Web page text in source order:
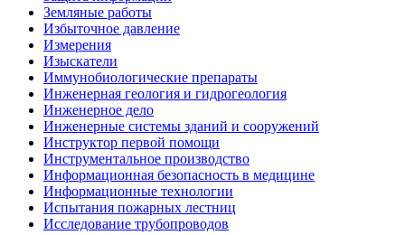
Земляные работы
Избыточное давление
Измерения
Изыскатели
Иммунобиологические препараты
Инженерная геология и гидрогеология
Инженерное дело
Инженерные системы зданий и сооружений
Инструктор первой помощи
Инструментальное производство
Информационная безопасность в медицине
Информационные технологии
Испытания пожарных лестниц
Исследование трубопроводов